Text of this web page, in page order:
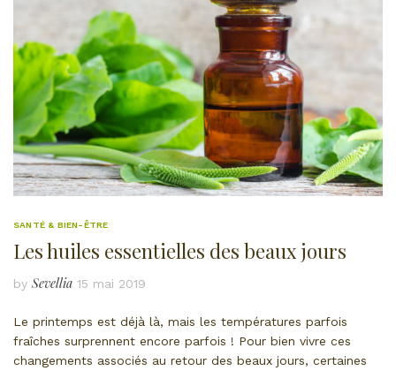
SANTÉ & BIEN-ÊTRE
Les huiles essentielles des beaux jours
by Sevellia 15 mai 2019
Le printemps est déjà là, mais les températures parfois
fraîches surprennent encore parfois ! Pour bien vivre ces
changements associés au retour des beaux jours, certaines